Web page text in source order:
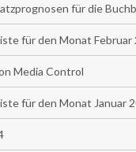
für die
für den Monat Februar
Media Control
für den Monat Januar